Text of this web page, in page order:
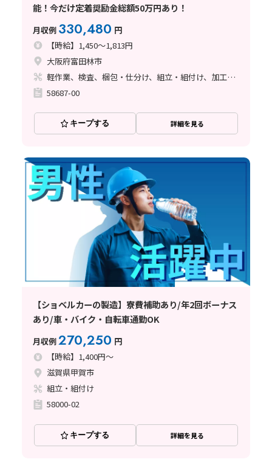
能！今だけ定着奨励金総額50万円あり！
月収例 330,480 円
【時給】1,450～1,813円
大阪府富田林市
軽作業、検査、梱包・仕分け、組立・組付け、加工、マシンオペレーター、フォークリフト、座り作業、立ち作業、バリ取り
58687-00
キープする 詳細を見る
【ショベルカーの製造】寮費補助あり/年2回ボーナス
あり/車・バイク・自転車通勤OK
月収例270,250 円
【時給】1,400円～
滋賀県甲賀市
組立・組付け
58000-02
キープする 詳細を見る